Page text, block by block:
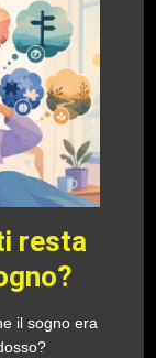
resta
il sogno era